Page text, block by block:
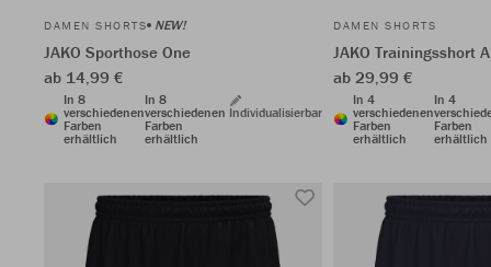
DAMEN SHORTS NEW!
JAKO Sporthose One
ab 14,99 €
In 8
verschiedenen
Farben
erhältlich
In 8
verschiedenen
Farben
erhältlich
Individualisierbar
DAMEN SHORTS
JAKO Trainingsshort
ab 29,99 €
In 4
verschiedenen
Farben
erhältlich
In 4
Farben
erhältlich